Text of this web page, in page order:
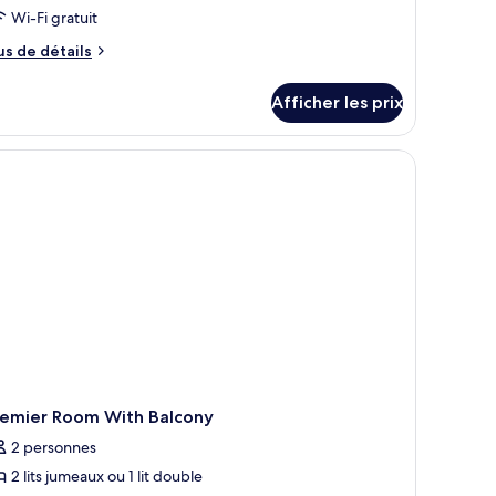
Wi-Fi gratuit
de détails
Afficher les prix
Room With Balcony
2 personnes
2 lits jumeaux ou 1 lit double